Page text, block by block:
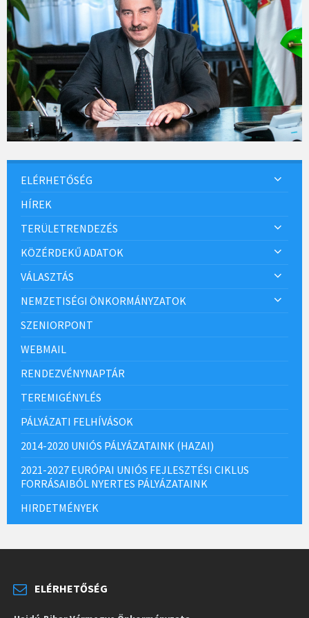
ELÉRHETŐSÉG
HÍREK
TERÜLETRENDEZÉS
KÖZÉRDEKŰ ADATOK
VÁLASZTÁS
NEMZETISÉGI ÖNKORMÁNYZATOK
SZENIORPONT
WEBMAIL
RENDEZVÉNYNAPTÁR
TEREMIGÉNYLÉS
PÁLYÁZATI FELHÍVÁSOK
2014-2020 UNIÓS PÁLYÁZATAINK (HAZAI)
2021-2027 EURÓPAI UNIÓS FEJLESZTÉSI CIKLUS
FORRÁSAIBÓL NYERTES PÁLYÁZATAINK
HIRDETMÉNYEK
ELÉRHETŐSÉG